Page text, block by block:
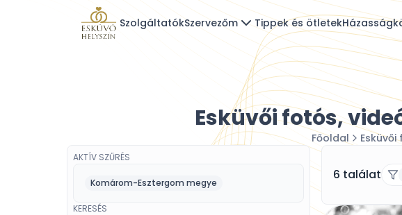
SzolgáltatókSzervezőm Tippek és ötletek
Esküvői fotós,
Főoldal
AKTÍV SZŰRÉS
Komárom-Esztergom megye
KERESÉS
6 találat